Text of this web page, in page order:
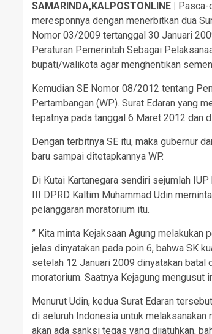
SAMARINDA,KALPOSTONLINE | Pasca-
meresponnya dengan menerbitkan dua
Nomor 03/2009 tertanggal 30 Januari
Peraturan Pemerintah Sebagai
bupati/walikota agar menghentikan
Kemudian SE Nomor 08/2012 tentang
Pertambangan (WP). Surat Edaran yang
tepatnya pada tanggal 6 Maret 2012 dan
Dengan terbitnya SE itu, maka gubernur
baru sampai ditetapkannya WP.
Di Kutai Kartanegara sendiri sejumlah
III DPRD Kaltim Muhammad Udin
pelanggaran moratorium itu.
” Kita minta Kejaksaan Agung
jelas dinyatakan pada poin 6, bahwa SK
setelah 12 Januari 2009 dinyatakan batal
moratorium. Saatnya Kejagung mengusut
Menurut Udin, kedua Surat Edaran
di seluruh Indonesia untuk melaksanakan
akan ada sanksi tegas yang dijatuhkan,